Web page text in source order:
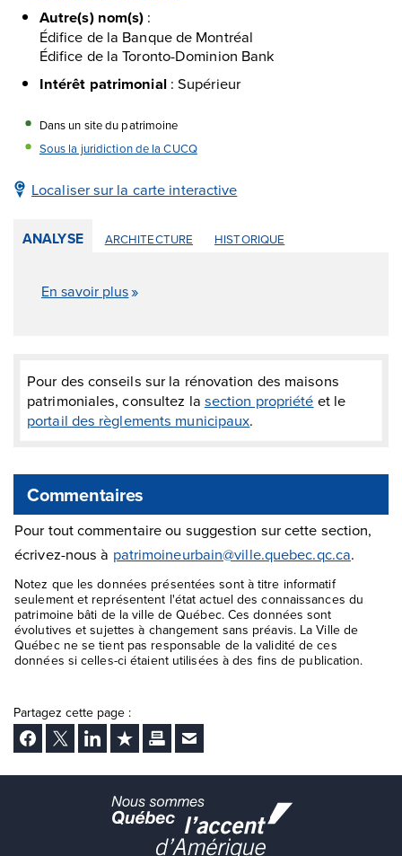
Autre(s) nom(s) :
Édifice de la Banque de Montréal
Édifice de la Toronto-Dominion Bank
Intérêt patrimonial:Supérieur
Dans un site du patrimoine
Sous la juridiction de la CUCQ
Localiser sur la carte interactive
ANALYSE ARCHITECTURE HISTORIQUE
En savoir plus
Pour des conseils sur la rénovation des maisons
patrimoniales, consultez la section propriété et le
portail des règlements municipaux.
Commentaires
Pour tout commentaire ou suggestion sur cette section,
écrivez-nous à patrimoineurbain@ville.quebec.qc.ca.
Notez que les données présentées sont à titre informatif
seulement et représentent l'état actuel des connaissances du
patrimoine bâti de la ville de Québec. Ces données sont
évolutives et sujettes à changement sans préavis. La Ville de
Québec ne se tient pas responsable de la validité de ces
données si celles-ci étaient utilisées à des fins de publication.
Partagez cette page :
Facebook
Twitter LinkedInAjouter aux favoris
ImprimerEnvoyer Ã un ami